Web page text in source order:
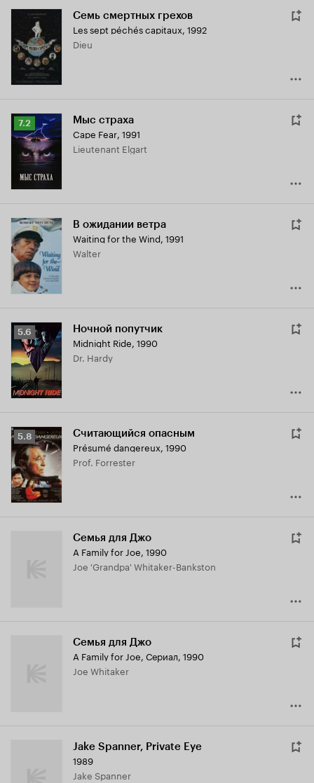
Семь смертных грехов
Les sept péchés capitaux, 1992
Dieu
Рейтинг
Кинопоиска
7.2
7.2 Мыс страха
Cape Fear, 1991
Lieutenant Elgart
В ожидании ветра
Waiting for the Wind, 1991
Walter
Рейтинг
Кинопоиска
5.6
5.6 Ночной попутчик
Midnight Ride, 1990
Dr. Hardy
Рейтинг
Кинопоиска
5.8
5.8 Считающийся опасным
Présumé dangereux, 1990
Prof. Forrester
Семья для Джо
A Family for Joe, 1990
Joe 'Grandpa' Whitaker-Bankston
Семья для Джо
A Family for Joe, Сериал, 1990
Joe Whitaker
Jake Spanner, Private Eye
1989
Jake Spanner